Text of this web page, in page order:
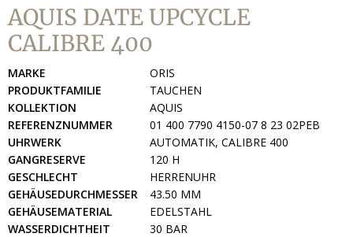
AQUIS DATE UPCYCLE
CALIBRE 400
MARKE
ORIS
PRODUKTFAMILIE
TAUCHEN
KOLLEKTION
AQUIS
REFERENZNUMMER
01 400 7790 4150-07 8 23 02PEB
UHRWERK
AUTOMATIK, CALIBRE 400
GANGRESERVE
120 H
GESCHLECHT
HERRENUHR
GEHÄUSEDURCHMESSER
43.50 MM
GEHÄUSEMATERIAL
EDELSTAHL
WASSERDICHTHEIT
30 BAR